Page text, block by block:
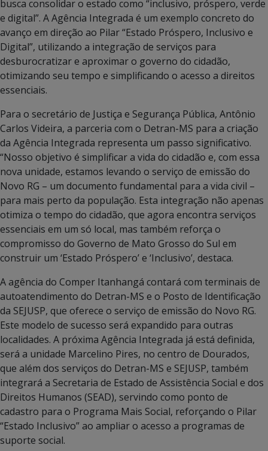
busca consolidar o estado como “inclusivo, próspero, verde
e digital”. A Agência Integrada é um exemplo concreto do
avanço em direção ao Pilar “Estado Próspero, Inclusivo e
Digital”, utilizando a integração de serviços para
desburocratizar e aproximar o governo do cidadão,
otimizando seu tempo e simplificando o acesso a direitos
essenciais.
Para o secretário de Justiça e Segurança Pública, Antônio
Carlos Videira, a parceria com o Detran-MS para a criação
da Agência Integrada representa um passo significativo.
“Nosso objetivo é simplificar a vida do cidadão e, com essa
nova unidade, estamos levando o serviço de emissão do
Novo RG – um documento fundamental para a vida civil –
para mais perto da população. Esta integração não apenas
otimiza o tempo do cidadão, que agora encontra serviços
essenciais em um só local, mas também reforça o
compromisso do Governo de Mato Grosso do Sul em
construir um ‘Estado Próspero’ e ‘Inclusivo’, destaca.
A agência do Comper Itanhangá contará com terminais de
autoatendimento do Detran-MS e o Posto de Identificação
da SEJUSP, que oferece o serviço de emissão do Novo RG.
Este modelo de sucesso será expandido para outras
localidades. A próxima Agência Integrada já está definida,
será a unidade Marcelino Pires, no centro de Dourados,
que além dos serviços do Detran-MS e SEJUSP, também
integrará a Secretaria de Estado de Assistência Social e dos
Direitos Humanos (SEAD), servindo como ponto de
cadastro para o Programa Mais Social, reforçando o Pilar
“Estado Inclusivo” ao ampliar o acesso a programas de
suporte social.